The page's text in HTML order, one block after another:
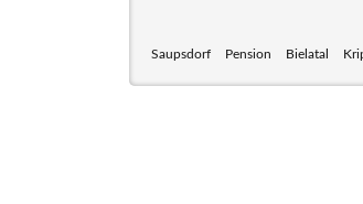
Saupsdorf Pension Bielatal